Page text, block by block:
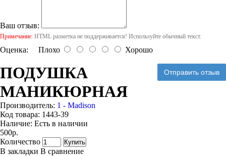
Ваш отзыв:
Примечание: HTML разметка не поддерживается! Используйте обычный текст.
Оценка: Плохо Хорошо
Отправить отзыв
ПОДУШКА
МАНИКЮРНАЯ
Производитель: 1 - Madison
Код товара: 1443-39
Наличие: Есть в наличии
500р.
Количество
Купить
В закладки В сравнение